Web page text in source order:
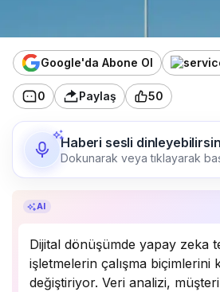
Google'da Abone Ol
0 Paylaş 50
Haberi sesli
Dokunarak veya tıklayarak
AI
Dijital dönüşümde yapay zeka
işletmelerin çalışma biçimlerini
değiştiriyor. Veri analizi,